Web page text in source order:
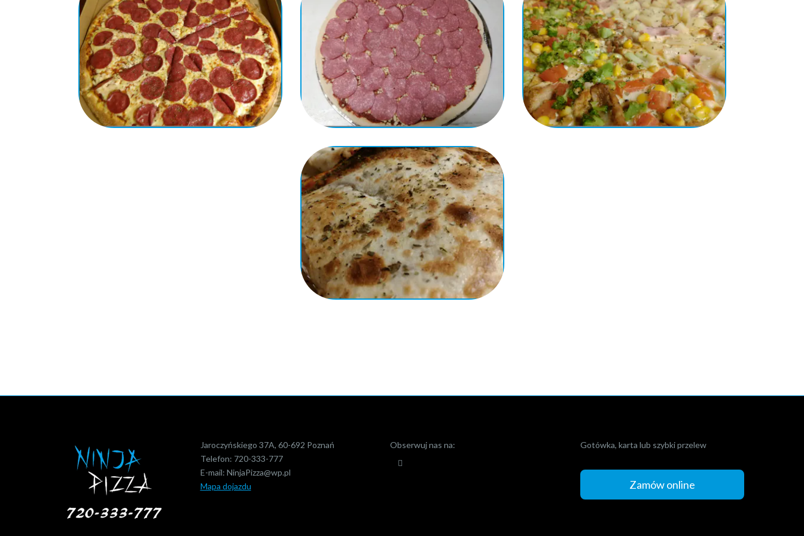
Jaroczyńskiego 37A, 60-692 Poznań
Telefon: 720-333-777
E-mail: NinjaPizza@wp.pl
Mapa dojazdu
Obserwuj nas na: Gotówka, karta lub szybki przelew
Zamów online